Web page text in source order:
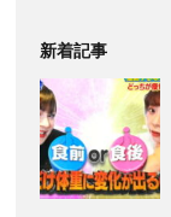
新着記事